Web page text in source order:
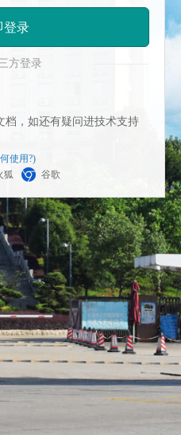
登录
方登录
档，如还有疑问进技术支持
使用?)
狐 谷歌